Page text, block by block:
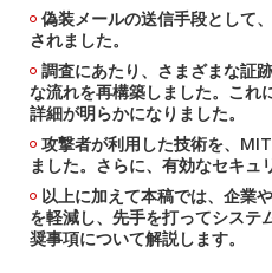
偽装メールの送信手段として
されました。
調査にあたり、さまざまな証
な流れを再構築しました。これ
詳細が明らかになりました。
攻撃者が利用した技術を、
ました。さらに、有効なセキュ
以上に加えて本稿では、企業
を軽減し、先手を打ってシステ
奨事項について解説します。